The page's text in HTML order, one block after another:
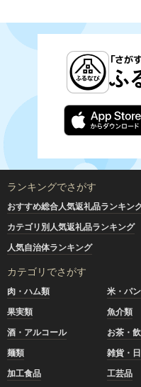
ランキングでさがす
おすすめ総合人気返礼品ランキン
カテゴリ別人気返礼品ランキング
人気自治体ランキング
カテゴリでさがす
肉・ハム類 米・パン
果実類
魚介類
酒・アルコール
お茶・
麺類
雑貨・
加工食品
工芸品